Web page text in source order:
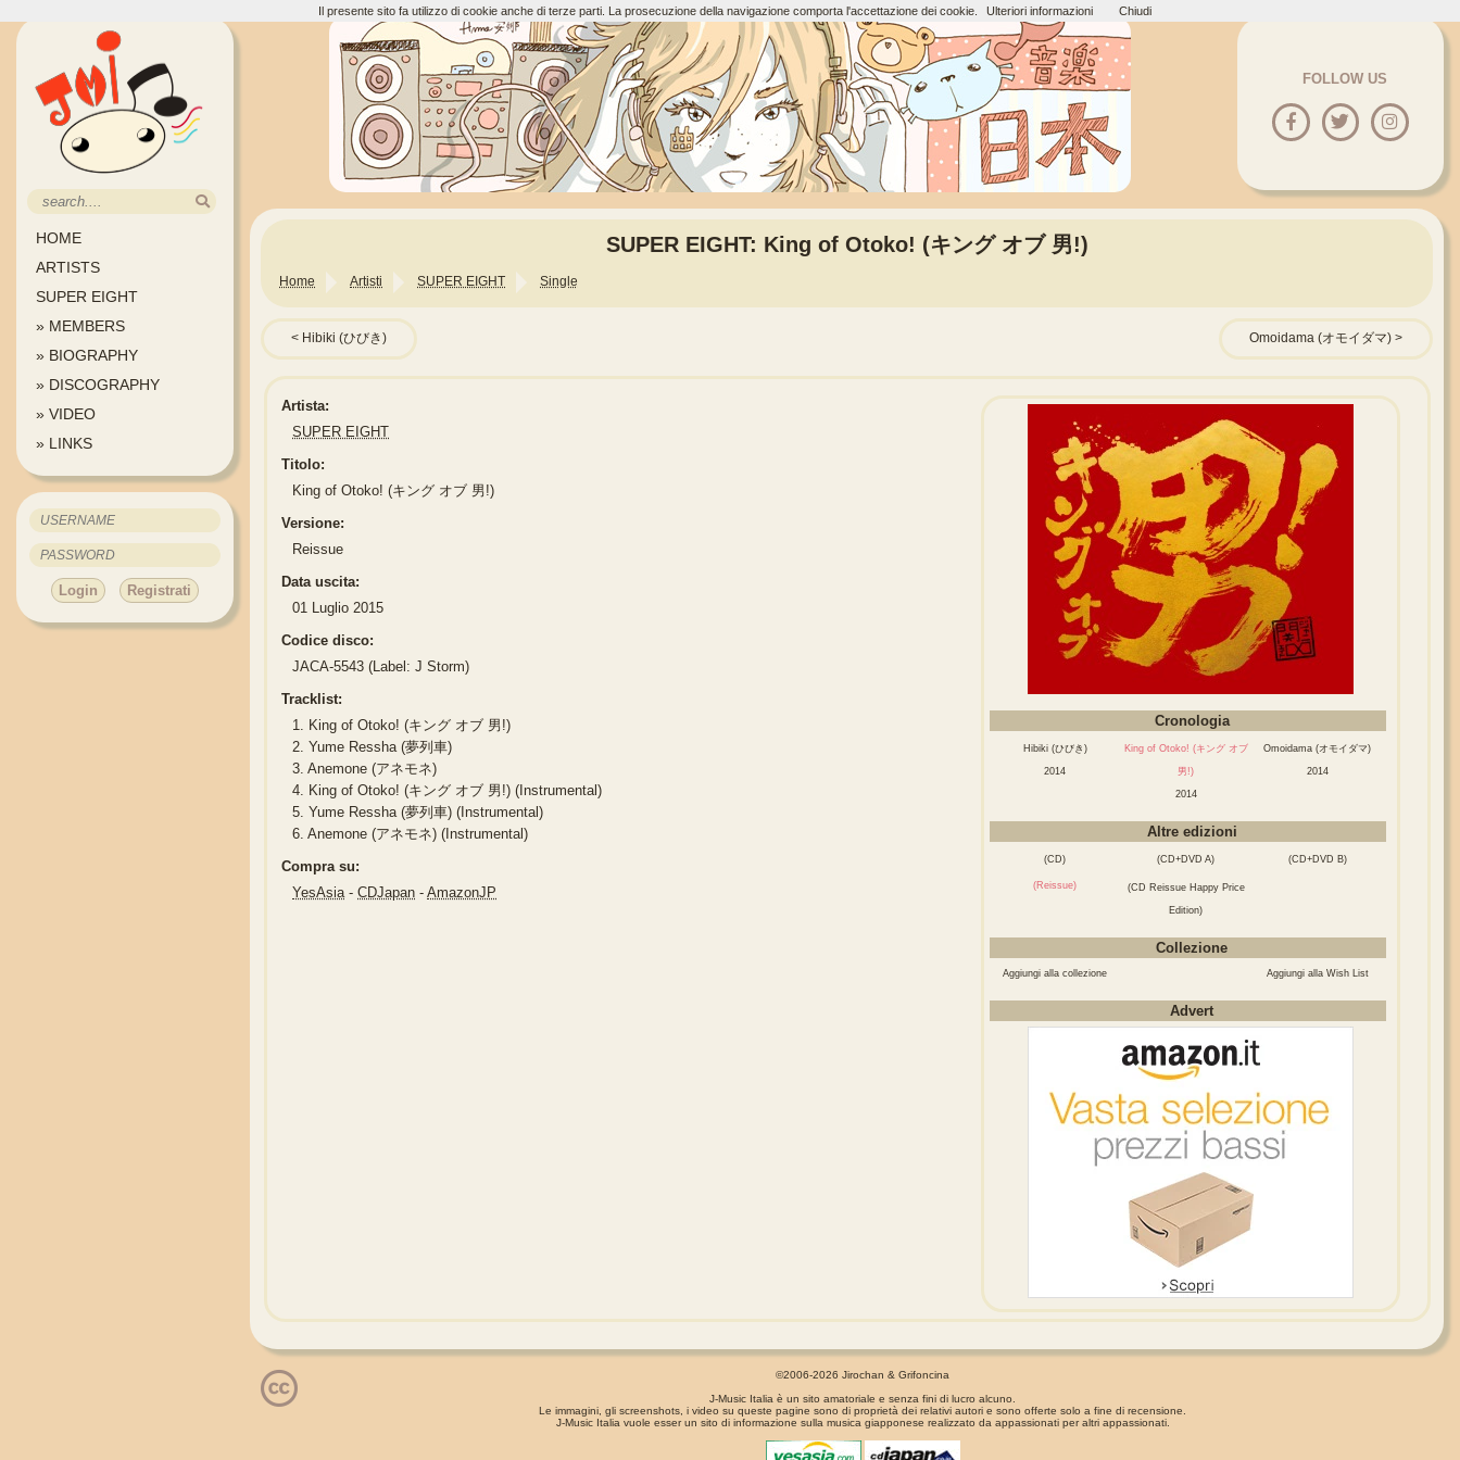
HOME
ARTISTS
SUPER EIGHT
» MEMBERS
» BIOGRAPHY
» DISCOGRAPHY
» VIDEO
» LINKS
Login Registrati
FOLLOW US
SUPER EIGHT: King of Otoko! (キング オブ 男!)
Home Artisti SUPER EIGHT Single
Hibiki (ひびき) Omoidama (オモイダマ)
Cronologia
Hibiki (ひびき)
2014
King of Otoko! (キング オブ
男!)
2014
Omoidama (オモイダマ)
2014
Altre edizioni
(CD) (CD+DVD A) (CD+DVD B)
(Reissue) (CD Reissue Happy Price
Edition)
Collezione
Aggiungi alla collezione Aggiungi alla Wish List
Advert
Artista:
SUPER EIGHT
Titolo:
King of Otoko! (キング オブ 男!)
Versione:
Reissue
Data uscita:
01 Luglio 2015
Codice disco:
JACA-5543 (Label: J Storm)
Tracklist:
1. King of Otoko! (キング オブ 男!)
2. Yume Ressha (夢列車)
3. Anemone (アネモネ)
4. King of Otoko! (キング オブ 男!) (Instrumental)
5. Yume Ressha (夢列車) (Instrumental)
6. Anemone (アネモネ) (Instrumental)
Compra su:
YesAsia-CDJapan -AmazonJP
©2006-2026 Jirochan & Grifoncina
J-Music Italia è un sito amatoriale e senza fini di lucro alcuno.
Le immagini, gli screenshots, i video su queste pagine sono di proprietà dei relativi autori e sono offerte solo a fine di recensione.
J-Music Italia vuole esser un sito di informazione sulla musica giapponese realizzato da appassionati per altri appassionati.
Il presente sito fa utilizzo di cookie anche di terze parti. La prosecuzione della navigazione comporta l'accettazione dei cookie. Ulteriori informazioni Chiudi